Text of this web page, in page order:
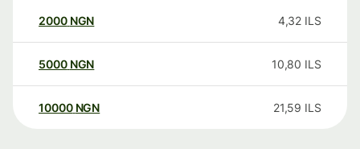
2000 NGN 4,32 ILS
5000 NGN 10,80 ILS
10000 NGN 21,59 ILS